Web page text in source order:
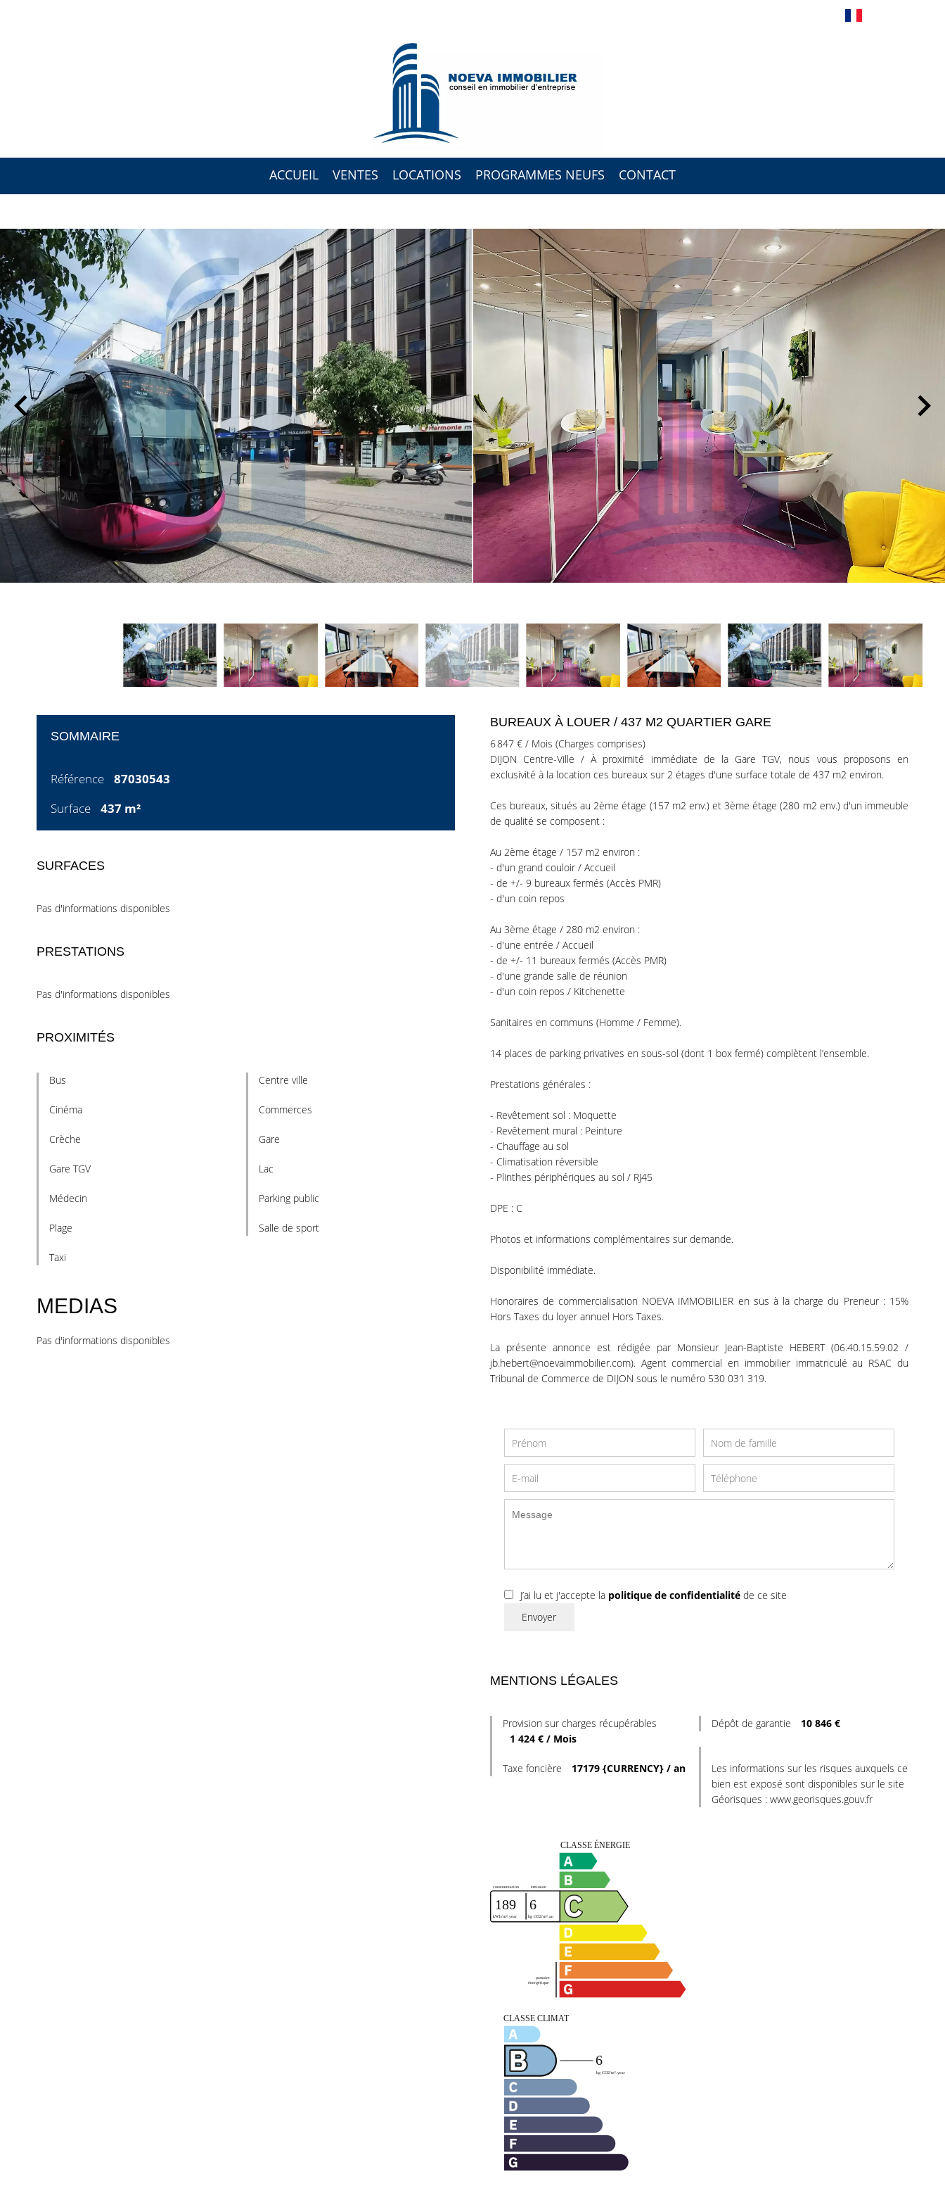
ACCUEIL VENTES LOCATIONS PROGRAMMES NEUFS CONTACT
SOMMAIRE
Référence
87030543
Surface
437 m²
SURFACES
Pas d'informations disponibles
PRESTATIONS
Pas d'informations disponibles
PROXIMITÉS
Bus Centre ville
Cinéma Commerces
Crèche Gare
Gare TGV Lac
Médecin Parking public
Plage Salle de sport
Taxi
MEDIAS
Pas d'informations disponibles
BUREAUX À LOUER / 437 M2 QUARTIER GARE
6 847 € / Mois (Charges comprises)
DIJON Centre-Ville / À proximité immédiate de la Gare TGV, nous vous proposons en
exclusivité à la location ces bureaux sur 2 étages d'une surface totale de 437 m2 environ.
Ces bureaux, situés au 2ème étage (157 m2 env.) et 3ème étage (280 m2 env.) d'un immeuble
de qualité se composent :
Au 2ème étage / 157 m2 environ :
- d'un grand couloir / Accueil
- de +/- 9 bureaux fermés (Accès PMR)
- d'un coin repos
Au 3ème étage / 280 m2 environ :
- d'une entrée / Accueil
- de +/- 11 bureaux fermés (Accès PMR)
- d'une grande salle de réunion
- d'un coin repos / Kitchenette
Sanitaires en communs (Homme / Femme).
14 places de parking privatives en sous-sol (dont 1 box fermé) complètent l’ensemble.
Prestations générales :
- Revêtement sol : Moquette
- Revêtement mural : Peinture
- Chauffage au sol
- Climatisation réversible
- Plinthes périphériques au sol / RJ45
DPE : C
Photos et informations complémentaires sur demande.
Disponibilité immédiate.
Honoraires de commercialisation NOEVA IMMOBILIER en sus à la charge du Preneur : 15%
Hors Taxes du loyer annuel Hors Taxes.
La présente annonce est rédigée par Monsieur Jean-Baptiste HEBERT (06.40.15.59.02 /
jb.hebert@noevaimmobilier.com). Agent commercial en immobilier immatriculé au RSAC du
Tribunal de Commerce de DIJON sous le numéro 530 031 319.
J’ai lu et j'accepte la politique de confidentialitéde ce site
Envoyer
MENTIONS LÉGALES
Provision sur charges récupérables
1 424 € / Mois
Dépôt de garantie 10 846 €
Taxe foncière 17179 {CURRENCY} / an
Les informations sur les risques auxquels ce
bien est exposé sont disponibles sur le site
Géorisques : www.georisques.gouv.fr